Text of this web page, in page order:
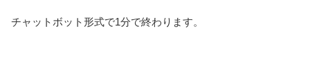
チャットボット形式で1分で終わります。